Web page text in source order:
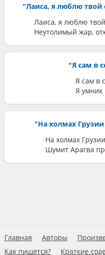
"Лаиса, я люблю
Лаиса, я люблю
Неутолимый жар,
"Я сам в
Я сам в
Я умник
"На холмах
На холмах
Шумит Арагва
Главная Авторы
Как пишется?
Краткие